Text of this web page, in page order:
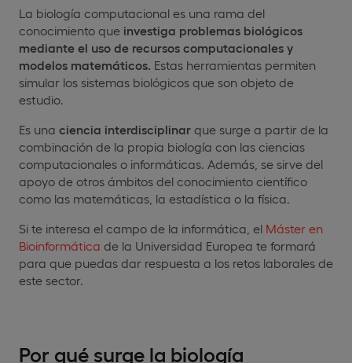
La biología computacional es una rama del
conocimiento que investiga problemas biológicos
mediante el uso de recursos computacionales y
modelos matemáticos. Estas herramientas permiten
simular los sistemas biológicos que son objeto de
estudio.
Es una ciencia interdisciplinar que surge a partir de la
combinación de la propia biología con las ciencias
computacionales o informáticas. Además, se sirve del
apoyo de otros ámbitos del conocimiento científico
como las matemáticas, la estadística o la física.
Si te interesa el campo de la informática, el Máster en
Bioinformática de la Universidad Europea te formará
para que puedas dar respuesta a los retos laborales de
este sector.
Por qué surge la biología